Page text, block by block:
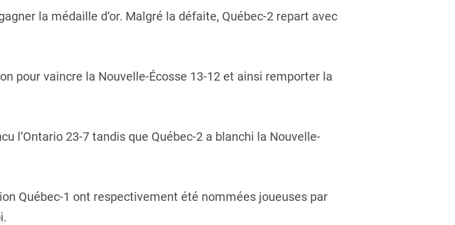
la médaille d’or. Malgré la défaite, Québec-2 repart avec
pour vaincre la Nouvelle-Écosse 13-12 et ainsi remporter la
l’Ontario 23-7 tandis que Québec-2 a blanchi la Nouvelle-
Québec-1 ont respectivement été nommées joueuses par